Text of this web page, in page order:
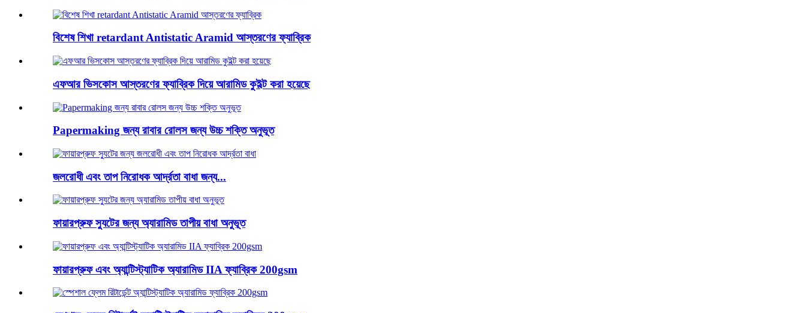
বিশেষ শিখা retardant Antistatic Aramid আস্তরণের ফ্যাব্রিক
এফআর ভিসকোস আস্তরণের ফ্যাব্রিক দিয়ে আরামিড কুইল্ট করা হয়েছে
Papermaking জন্য রাবার রোলস জন্য উচ্চ শক্তি অনুভূত
জলরোধী এবং তাপ নিরোধক আর্দ্রতা বাধা জন্য...
ফায়ারপ্রুফ স্যুটের জন্য অ্যারামিড তাপীয় বাধা অনুভূত
ফায়ারপ্রুফ এবং অ্যান্টিস্ট্যাটিক অ্যারামিড IIA ফ্যাব্রিক 200gsm